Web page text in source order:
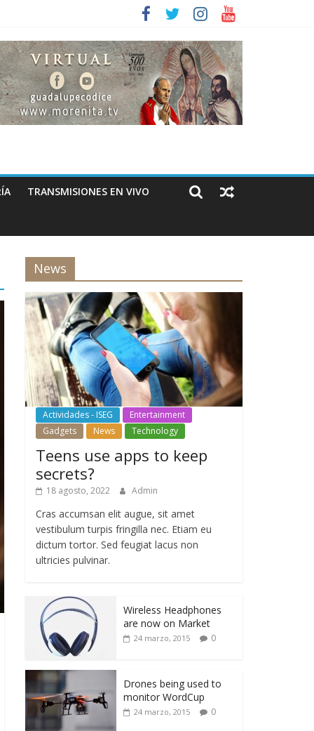
TRANSMISIONES EN VIVO
News
Actividades - ISEG
Entertainment
Gadgets
News Technology
Teens use apps to keep
secrets?
18 agosto, 2022 Admin
Cras accumsan elit augue, sit amet
vestibulum turpis fringilla nec. Etiam eu
dictum tortor. Sed feugiat lacus non
ultricies pulvinar.
Wireless Headphones
are now on Market
24 marzo, 2015 0
Drones being used to
monitor WordCup
24 marzo, 2015 0